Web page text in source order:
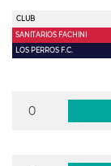
CLUB
SANITARIOS FACHINI
LOS PERROS F.C.
0